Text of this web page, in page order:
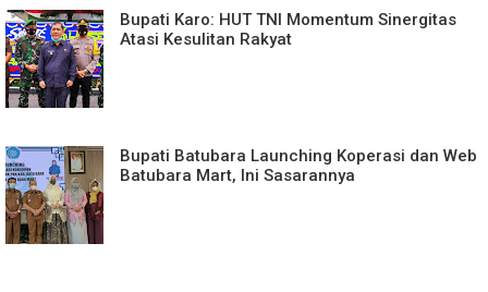
Bupati Karo: HUT TNI Momentum Sinergitas
Atasi Kesulitan Rakyat
Bupati Batubara Launching Koperasi dan Web
Batubara Mart, Ini Sasarannya